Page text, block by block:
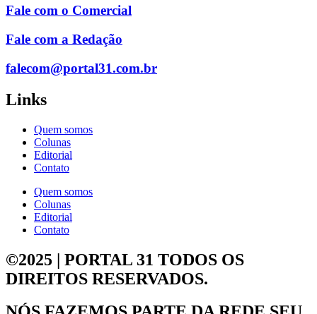
Fale com o Comercial
Fale com a Redação
falecom@portal31.com.br
Links
Quem somos
Colunas
Editorial
Contato
Quem somos
Colunas
Editorial
Contato
©2025 | PORTAL 31 TODOS OS
DIREITOS RESERVADOS.